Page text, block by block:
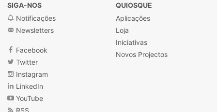
SIGA-NOS
Notificações
Newsletters
Facebook
Twitter
Instagram
LinkedIn
YouTube
RSS
QUIOSQUE
Aplicações
Loja
Iniciativas
Novos Projectos